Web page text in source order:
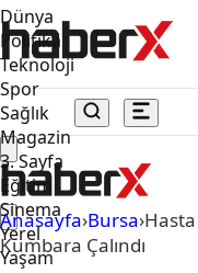
Dünya
Politika
Teknoloji
Spor
Sağlık
Magazin
3. Sayfa
Eğitim
Sinema
Yerel
Yaşam
Anasayfa›Bursa›
Kumbara Çalındı